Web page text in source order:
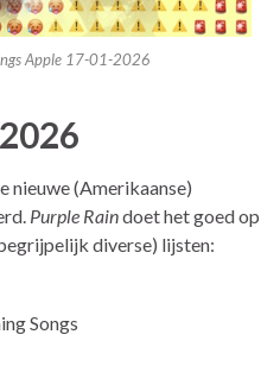
Apple 17-01-2026
nieuwe (Amerikaanse)
Purple Raindoet het goed op
diverse) lijsten:
Songs